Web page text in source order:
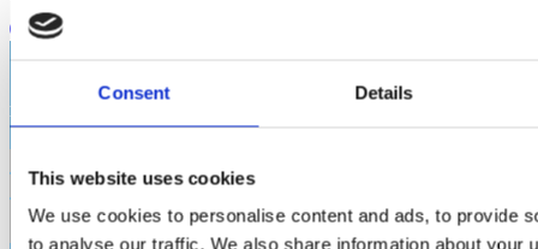
Consent Details
This website uses cookies
We use cookies to personalise content and ads, to provide
to analyse our traffic. We also share information about your
RESTIAMO IN CONTATTO